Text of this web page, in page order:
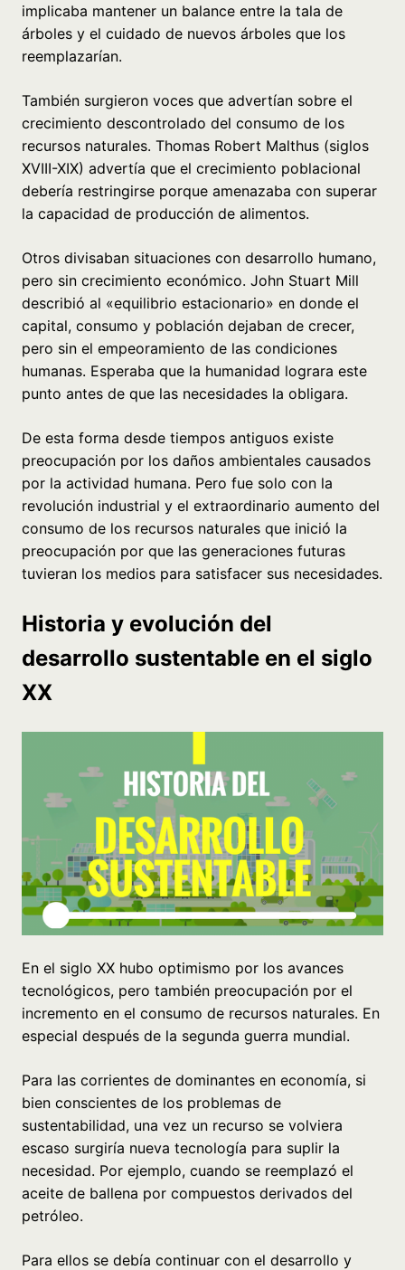
implicaba mantener un balance entre la tala de
árboles y el cuidado de nuevos árboles que los
reemplazarían.
También surgieron voces que advertían sobre el
crecimiento descontrolado del consumo de los
recursos naturales. Thomas Robert Malthus (siglos
XVIII-XIX) advertía que el crecimiento poblacional
debería restringirse porque amenazaba con superar
la capacidad de producción de alimentos.
Otros divisaban situaciones con desarrollo humano,
pero sin crecimiento económico. John Stuart Mill
describió al «equilibrio estacionario» en donde el
capital, consumo y población dejaban de crecer,
pero sin el empeoramiento de las condiciones
humanas. Esperaba que la humanidad lograra este
punto antes de que las necesidades la obligara.
De esta forma desde tiempos antiguos existe
preocupación por los daños ambientales causados
por la actividad humana. Pero fue solo con la
revolución industrial y el extraordinario aumento del
consumo de los recursos naturales que inició la
preocupación por que las generaciones futuras
tuvieran los medios para satisfacer sus necesidades.
Historia y evolución del
desarrollo sustentable en el siglo
XX
En el siglo XX hubo optimismo por los avances
tecnológicos, pero también preocupación por el
incremento en el consumo de recursos naturales. En
especial después de la segunda guerra mundial.
Para las corrientes de dominantes en economía, si
bien conscientes de los problemas de
sustentabilidad, una vez un recurso se volviera
escaso surgiría nueva tecnología para suplir la
necesidad. Por ejemplo, cuando se reemplazó el
aceite de ballena por compuestos derivados del
petróleo.
Para ellos se debía continuar con el desarrollo y